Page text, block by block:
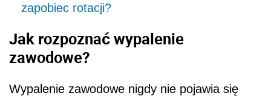
zapobiec rotacji?
Jak rozpoznać wypalenie
zawodowe?
Wypalenie zawodowe nigdy nie pojawia się